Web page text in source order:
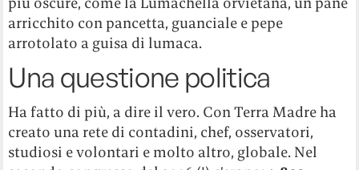
arricchito con pancetta, guanciale e pepe
arrotolato a guisa di lumaca.
Una questione politica
Ha fatto di più, a dire il vero. Con Terra Madre ha
creato una rete di contadini, chef, osservatori,
studiosi e volontari e molto altro, globale. Nel